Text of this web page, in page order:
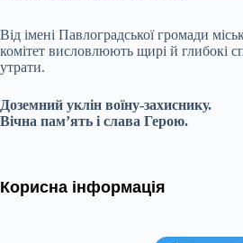
Від імені Павлоградської громади
комітет висловлюють щирі й глибокі
утрати.
Доземний уклін воїну-захиснику.
Вічна пам’ять і слава Герою.
Корисна інформація